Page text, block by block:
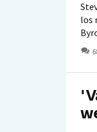
los